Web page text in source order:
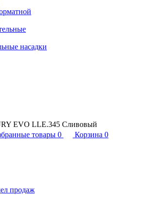
насадки
EVO LLE.345 Сливовый
товары 0 Корзина 0
продаж